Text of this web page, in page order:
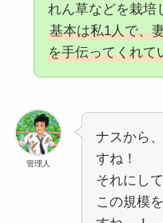
れん草などを栽培
基本は私1人で、
を手伝ってくれて
管理人
ナスから
すね！
それにし
この規模